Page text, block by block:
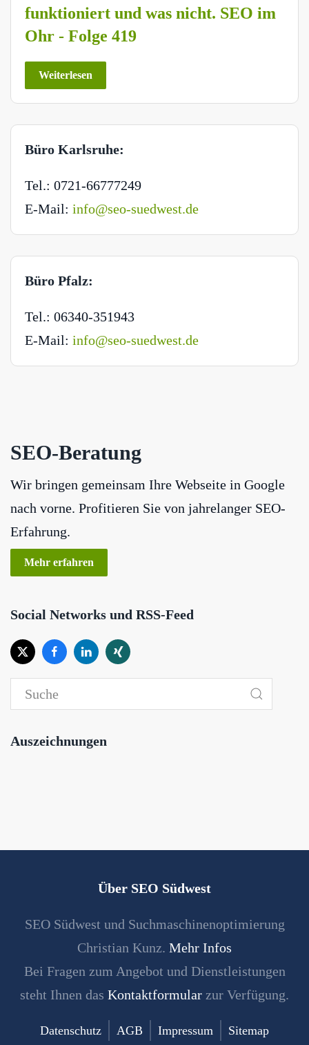
funktioniert und was nicht. SEO im
Ohr - Folge 419
Weiterlesen
Büro Karlsruhe:
Tel.: 0721-66777249
E-Mail: info@seo-suedwest.de
Büro Pfalz:
Tel.: 06340-351943
E-Mail: info@seo-suedwest.de
SEO-Beratung
Wir bringen gemeinsam Ihre Webseite in Google
nach vorne. Profitieren Sie von jahrelanger SEO-
Erfahrung.
Mehr erfahren
Social Networks und RSS-Feed
Auszeichnungen
Über SEO Südwest
SEO Südwest und Suchmaschinenoptimierung
Christian Kunz. Mehr Infos
Bei Fragen zum Angebot und Dienstleistungen
steht Ihnen das Kontaktformular zur Verfügung.
Datenschutz AGB Impressum Sitemap